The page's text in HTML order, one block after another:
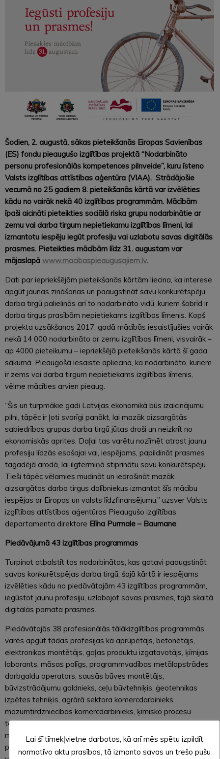
Šodien, 2. augustā, sākas pieteikšanās Eiropas Savienības
(ES) fondu pieaugušo izglītības projektā “Nodarbināto
personu profesionālās kompetences pilnveide”, kuru īsteno
Valsts izglītības attīstības aģentūra (VIAA). Strādājošie
vecumā no 25 gadiem 8. pieteikšanās kārtā var izvēlēties
kādu no vairāk nekā 40 izglītības programmām. Mācībām
īpaši aicināti pieteikties sociālā riska grupu nodarbinātie ar
zemu vai darba tirgum nepietiekamu izglītības līmeni, lai
izmantotu iespēju iegūt profesiju vai uzlabotu savas digitālās
prasmes. Pieteikties mācībām līdz 31. augustam var
mājaslapā www.macibaspieaugusajiem.lv.
Dati par iepriekšējām pieteikšanās kārtām liecina, ka interese
apgūt jaunas zināšanas un paaugstināt savu konkurētspēju
darba tirgū palielinās arī to nodarbināto vidū, kuriem šobrīd ir
darba tirgus prasībām nepietiekams izglītības līmenis. Kopš
projekta uzsākšanas 2017. gadā mācībās iesaistījušies vairāk
nekā 14 000 nodarbināto ar zemu izglītības līmeni, visvairāk –
ap 4000 pieteikumu – iepriekšējā pieteikšanās kārtā šī gada
sākumā. Pieaugošā iesaiste apliecina, ka nodarbināto, kuriem
ir zems vai darba tirgum nepietiekams izglītības līmenis,
vēlme mācīties arvien pieaug.
“Šis un turpmākie gadi Latvijas ekonomikā būs izaicinājumu
pilni, tāpēc ir ļoti svarīgi panākt, lai mazāk aizsargātās
sabiedrības grupas darba tirgū jūtas droši un neizkrīt no
ekonomiskās aprites. Daļai tas varētu nozīmēt atrast jaunu
profesiju līdzās esošajai vai, iespējams, papildināt prasmes
tagadējā arodā, lai ilgtermiņā stiprinātu savu konkurētspēju.
Tieši tāpēc vēlamies mudināt un iedrošināt mazāk
aizsargātos darba tirgus dalībniekus izmantot šīs mācību
iespējas ar Eiropas un valsts līdzfinansējumu,” uzsver Valsts
izglītības attīstības aģentūras Pieaugušo izglītības
departamenta direktore Elīna Purmale – Baumane.
Piedāvājumā 43 izglītības programmas
Turpinot atbalstīt tos nodarbinātos, kas gatavi paaugstināt
savas konkurētspējas darba tirgū, šajā kārtā ir iespējams
izvēlēties kādu no piedāvātajām 43 izglītības programmām,
iegūstot jaunu profesiju, uzlabojot savas prasmes, tajā skaitā
digitālās pamata prasmes.
Piedāvātajās 38 profesionālās tālākizglītības programmās
varēs apgūt tādas profesijas kā aprūpētājs, betonētājs,
elektronikas montētājs, gaļas produktu izgatavotājs, ķīmijas
laborants, māsas palīgs, programmvadības metālapstrādes
darbgaldu operators, sausās būves montētājs,
būvizstrādājumu galdnieks, ceļu būvtehniķis, ģeotehnikas
izpētes tehniķis, agrārā sektora komercdarbinieks,
mazumtirdzniecības komercdarbinieks, ķīmisko procesu
tehniķis, lopkopības tehniķis, meliorācijas sistēmu būvtehniķis,
meža mašīnu operators, mērniecības tehniķis,
programmvadības metālapstrādes darbgaldu iestatītājs un
Lai šī tīmekļvietne darbotos, kā arī mēs spētu izpildīt
normatīvo aktu prasības, tā izmanto savas un trešo pušu